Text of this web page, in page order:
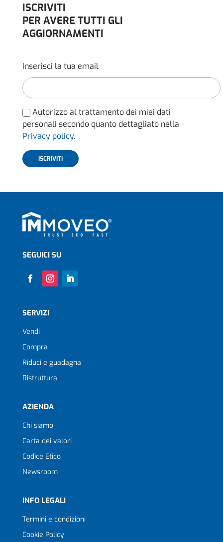
ISCRIVITI
PER AVERE TUTTI GLI
AGGIORNAMENTI
Inserisci la tua email
Autorizzo al trattamento dei miei dati
personali secondo quanto dettagliato nella
Privacy policy.
SEGUICI SU
SERVIZI
Vendi
Compra
Riduci e guadagna
Ristruttura
AZIENDA
Chi siamo
Carta dei valori
Codice Etico
Newsroom
INFO LEGALI
Termini e condizioni
Cookie Policy